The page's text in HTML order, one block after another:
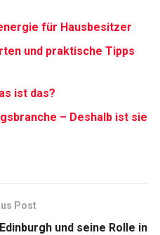
für Hausbesitzer
und praktische Tipps
ist das?
– Deshalb ist sie
Post
und seine Rolle in